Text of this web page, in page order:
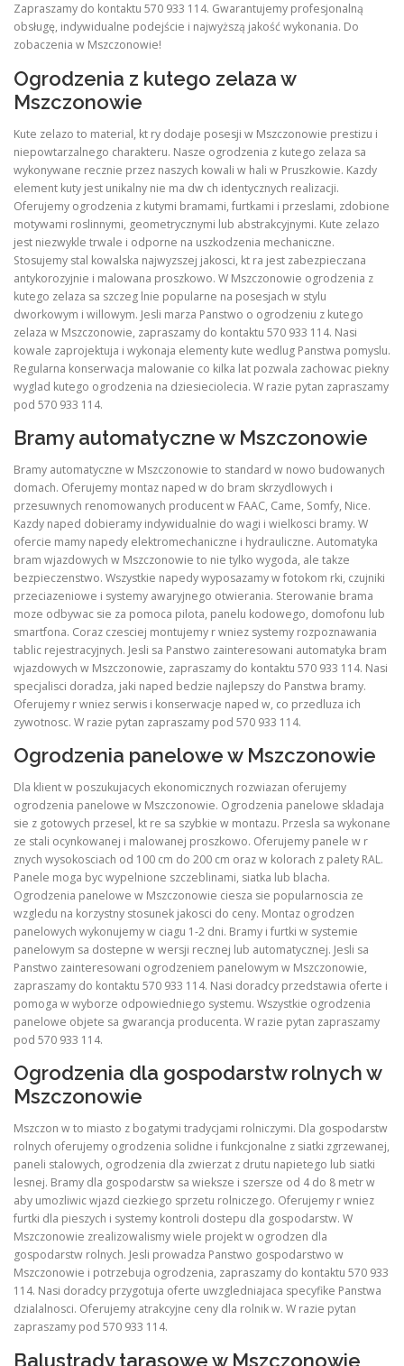
Zapraszamy do kontaktu 570 933 114. Gwarantujemy profesjonalną
obsługę, indywidualne podejście i najwyższą jakość wykonania. Do
zobaczenia w Mszczonowie!
Ogrodzenia z kutego zelaza w
Mszczonowie
Kute zelazo to material, kt ry dodaje posesji w Mszczonowie prestizu i
niepowtarzalnego charakteru. Nasze ogrodzenia z kutego zelaza sa
wykonywane recznie przez naszych kowali w hali w Pruszkowie. Kazdy
element kuty jest unikalny nie ma dw ch identycznych realizacji.
Oferujemy ogrodzenia z kutymi bramami, furtkami i przeslami, zdobione
motywami roslinnymi, geometrycznymi lub abstrakcyjnymi. Kute zelazo
jest niezwykle trwale i odporne na uszkodzenia mechaniczne.
Stosujemy stal kowalska najwyzszej jakosci, kt ra jest zabezpieczana
antykorozyjnie i malowana proszkowo. W Mszczonowie ogrodzenia z
kutego zelaza sa szczeg lnie popularne na posesjach w stylu
dworkowym i willowym. Jesli marza Panstwo o ogrodzeniu z kutego
zelaza w Mszczonowie, zapraszamy do kontaktu 570 933 114. Nasi
kowale zaprojektuja i wykonaja elementy kute wedlug Panstwa pomyslu.
Regularna konserwacja malowanie co kilka lat pozwala zachowac piekny
wyglad kutego ogrodzenia na dziesieciolecia. W razie pytan zapraszamy
pod 570 933 114.
Bramy automatyczne w Mszczonowie
Bramy automatyczne w Mszczonowie to standard w nowo budowanych
domach. Oferujemy montaz naped w do bram skrzydlowych i
przesuwnych renomowanych producent w FAAC, Came, Somfy, Nice.
Kazdy naped dobieramy indywidualnie do wagi i wielkosci bramy. W
ofercie mamy napedy elektromechaniczne i hydrauliczne. Automatyka
bram wjazdowych w Mszczonowie to nie tylko wygoda, ale takze
bezpieczenstwo. Wszystkie napedy wyposazamy w fotokom rki, czujniki
przeciazeniowe i systemy awaryjnego otwierania. Sterowanie brama
moze odbywac sie za pomoca pilota, panelu kodowego, domofonu lub
smartfona. Coraz czesciej montujemy r wniez systemy rozpoznawania
tablic rejestracyjnych. Jesli sa Panstwo zainteresowani automatyka bram
wjazdowych w Mszczonowie, zapraszamy do kontaktu 570 933 114. Nasi
specjalisci doradza, jaki naped bedzie najlepszy do Panstwa bramy.
Oferujemy r wniez serwis i konserwacje naped w, co przedluza ich
zywotnosc. W razie pytan zapraszamy pod 570 933 114.
Ogrodzenia panelowe w Mszczonowie
Dla klient w poszukujacych ekonomicznych rozwiazan oferujemy
ogrodzenia panelowe w Mszczonowie. Ogrodzenia panelowe skladaja
sie z gotowych przesel, kt re sa szybkie w montazu. Przesla sa wykonane
ze stali ocynkowanej i malowanej proszkowo. Oferujemy panele w r
znych wysokosciach od 100 cm do 200 cm oraz w kolorach z palety RAL.
Panele moga byc wypelnione szczeblinami, siatka lub blacha.
Ogrodzenia panelowe w Mszczonowie ciesza sie popularnoscia ze
wzgledu na korzystny stosunek jakosci do ceny. Montaz ogrodzen
panelowych wykonujemy w ciagu 1-2 dni. Bramy i furtki w systemie
panelowym sa dostepne w wersji recznej lub automatycznej. Jesli sa
Panstwo zainteresowani ogrodzeniem panelowym w Mszczonowie,
zapraszamy do kontaktu 570 933 114. Nasi doradcy przedstawia oferte i
pomoga w wyborze odpowiedniego systemu. Wszystkie ogrodzenia
panelowe objete sa gwarancja producenta. W razie pytan zapraszamy
pod 570 933 114.
Ogrodzenia dla gospodarstw rolnych w
Mszczonowie
Mszczon w to miasto z bogatymi tradycjami rolniczymi. Dla gospodarstw
rolnych oferujemy ogrodzenia solidne i funkcjonalne z siatki zgrzewanej,
paneli stalowych, ogrodzenia dla zwierzat z drutu napietego lub siatki
lesnej. Bramy dla gospodarstw sa wieksze i szersze od 4 do 8 metr w
aby umozliwic wjazd ciezkiego sprzetu rolniczego. Oferujemy r wniez
furtki dla pieszych i systemy kontroli dostepu dla gospodarstw. W
Mszczonowie zrealizowalismy wiele projekt w ogrodzen dla
gospodarstw rolnych. Jesli prowadza Panstwo gospodarstwo w
Mszczonowie i potrzebuja ogrodzenia, zapraszamy do kontaktu 570 933
114. Nasi doradcy przygotuja oferte uwzgledniajaca specyfike Panstwa
dzialalnosci. Oferujemy atrakcyjne ceny dla rolnik w. W razie pytan
zapraszamy pod 570 933 114.
Balustrady tarasowe w Mszczonowie